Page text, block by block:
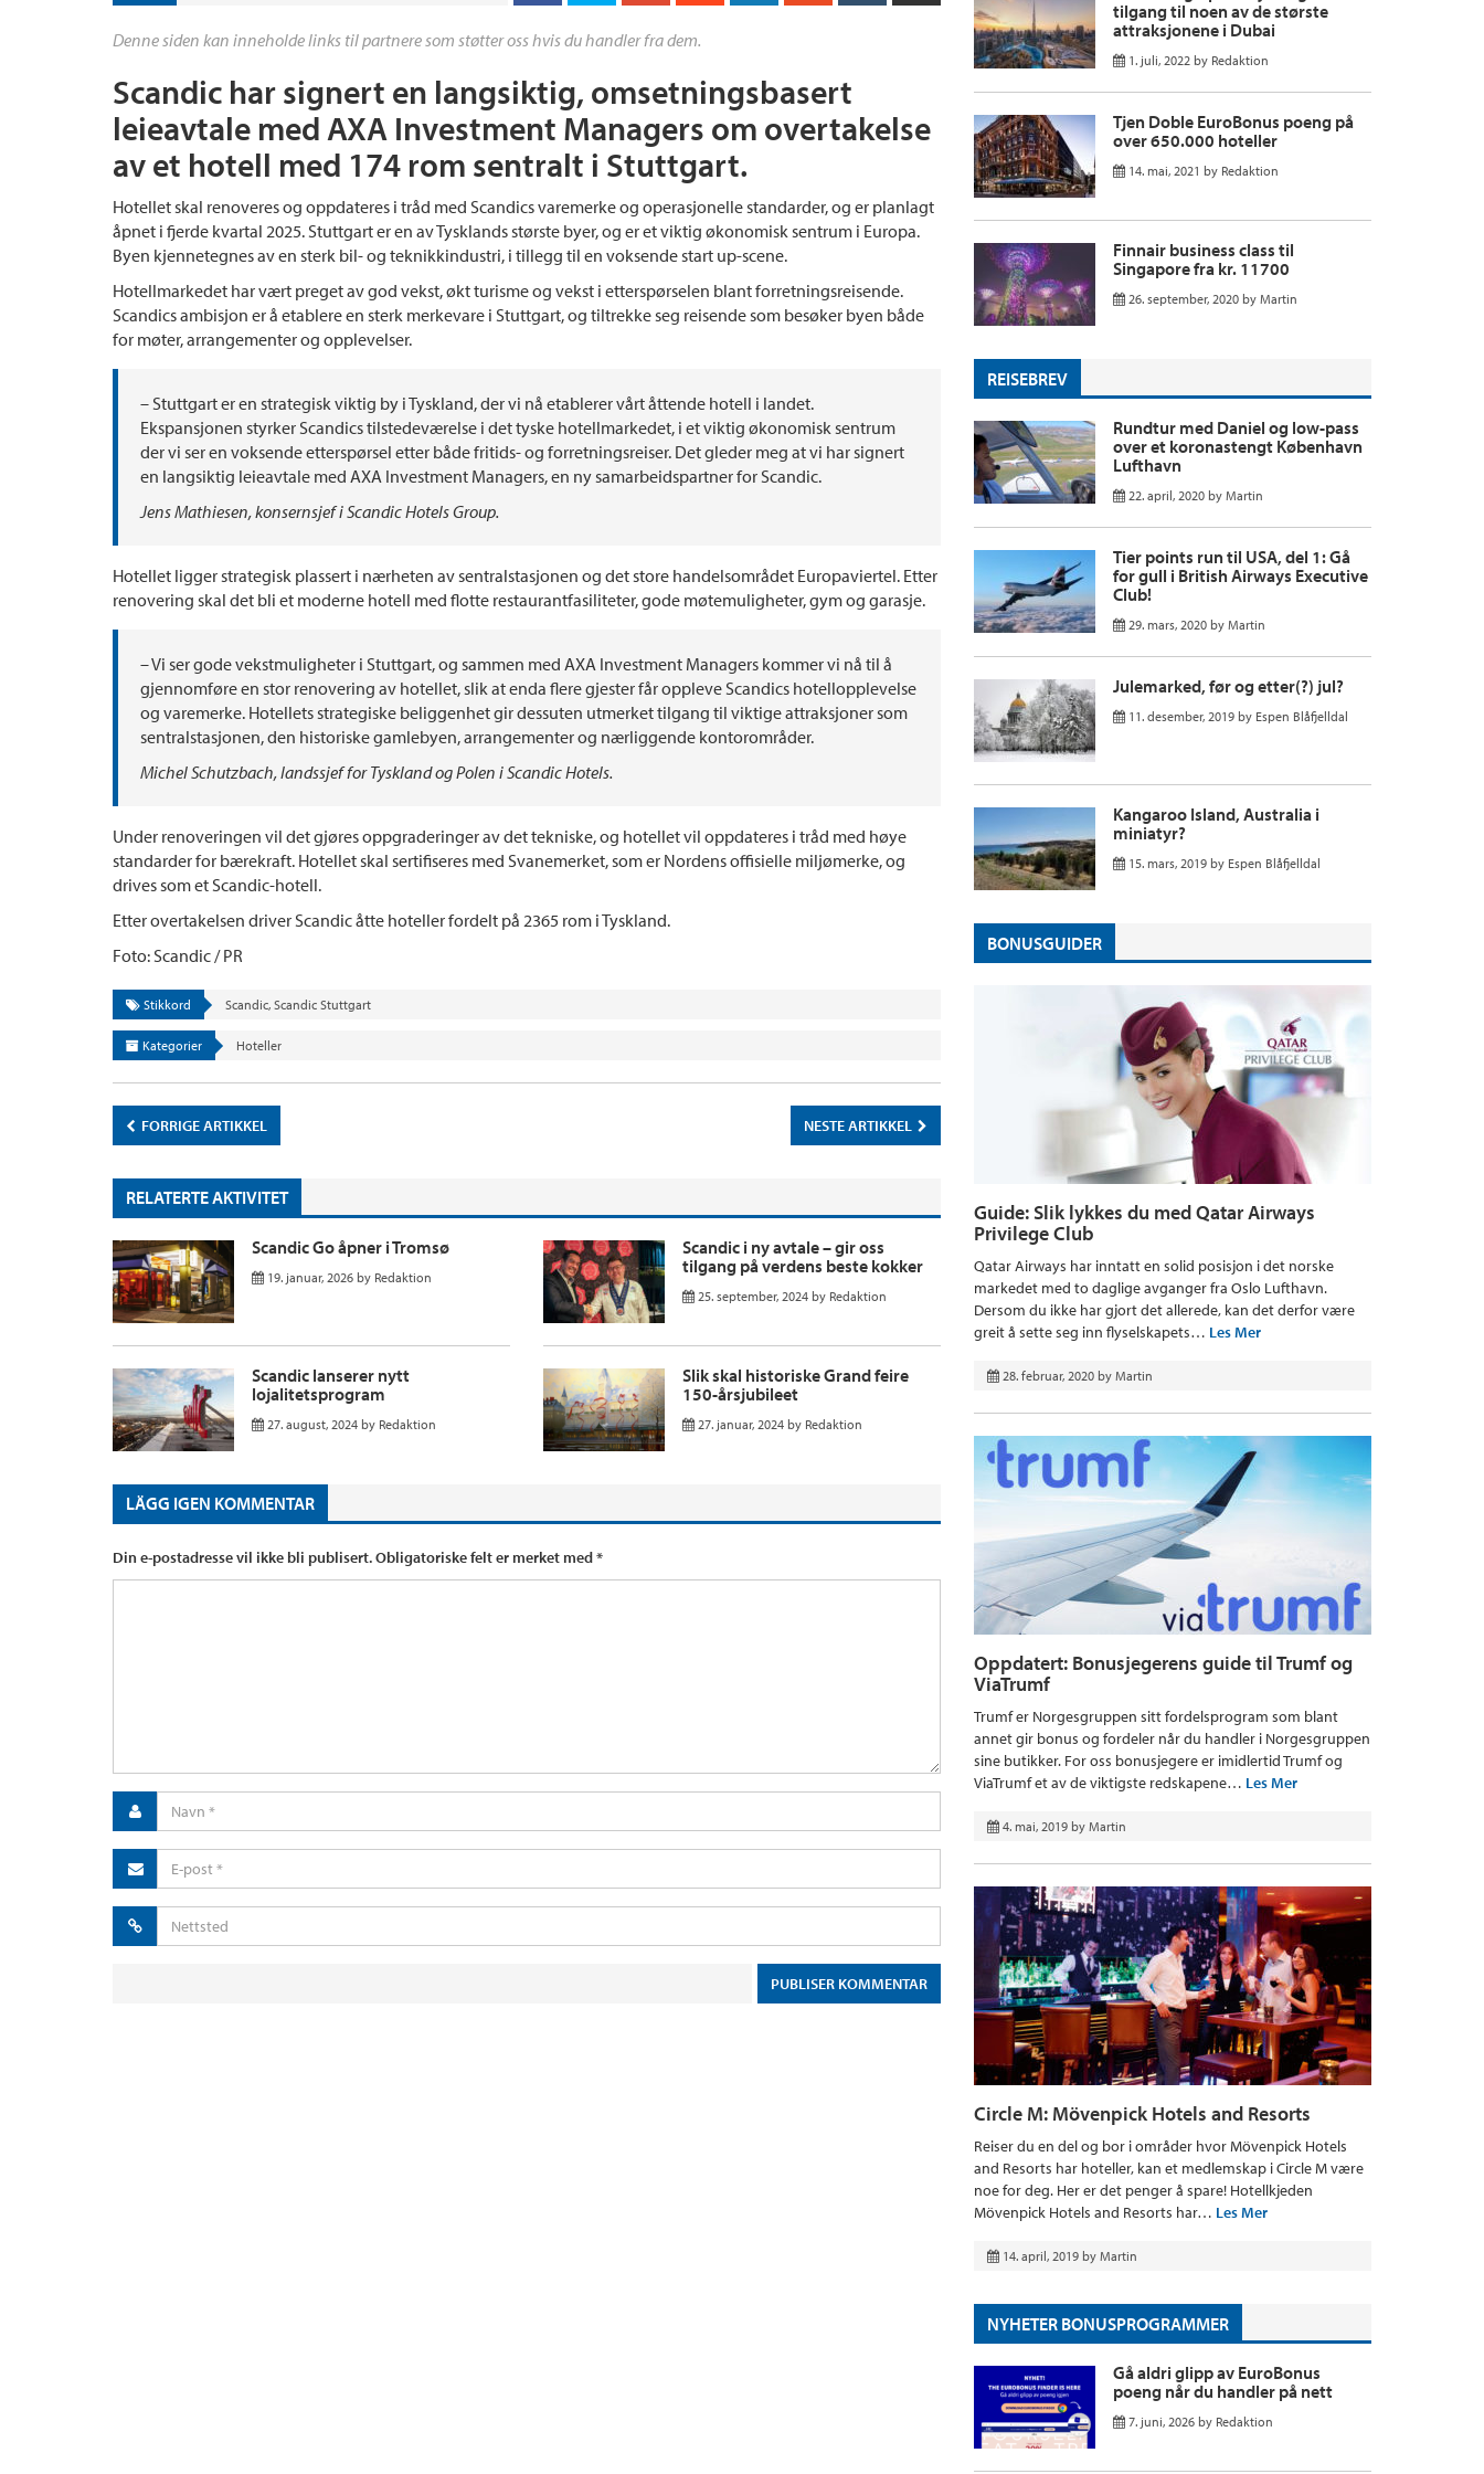
Denne siden kan inneholde links til partnere som støtter oss hvis du handler fra dem.
Scandic har signert en langsiktig, omsetningsbasert
leieavtale med AXA Investment Managers om overtakelse
av et hotell med 174 rom sentralt i Stuttgart.
Hotellet skal renoveres og oppdateres i tråd med Scandics varemerke og operasjonelle standarder, og er planlagt
åpnet i fjerde kvartal 2025. Stuttgart er en av Tysklands største byer, og er et viktig økonomisk sentrum i Europa.
Byen kjennetegnes av en sterk bil- og teknikkindustri, i tillegg til en voksende start up-scene.
Hotellmarkedet har vært preget av god vekst, økt turisme og vekst i etterspørselen blant forretningsreisende.
Scandics ambisjon er å etablere en sterk merkevare i Stuttgart, og tiltrekke seg reisende som besøker byen både
for møter, arrangementer og opplevelser.
– Stuttgart er en strategisk viktig by i Tyskland, der vi nå etablerer vårt åttende hotell i landet.
Ekspansjonen styrker Scandics tilstedeværelse i det tyske hotellmarkedet, i et viktig økonomisk sentrum
der vi ser en voksende etterspørsel etter både fritids- og forretningsreiser. Det gleder meg at vi har signert
en langsiktig leieavtale med AXA Investment Managers, en ny samarbeidspartner for Scandic.
Jens Mathiesen, konsernsjef i Scandic Hotels Group.
Hotellet ligger strategisk plassert i nærheten av sentralstasjonen og det store handelsområdet Europaviertel. Etter
renovering skal det bli et moderne hotell med flotte restaurantfasiliteter, gode møtemuligheter, gym og garasje.
– Vi ser gode vekstmuligheter i Stuttgart, og sammen med AXA Investment Managers kommer vi nå til å
gjennomføre en stor renovering av hotellet, slik at enda flere gjester får oppleve Scandics hotellopplevelse
og varemerke. Hotellets strategiske beliggenhet gir dessuten utmerket tilgang til viktige attraksjoner som
sentralstasjonen, den historiske gamlebyen, arrangementer og nærliggende kontorområder.
Michel Schutzbach, landssjef for Tyskland og Polen i Scandic Hotels.
Under renoveringen vil det gjøres oppgraderinger av det tekniske, og hotellet vil oppdateres i tråd med høye
standarder for bærekraft. Hotellet skal sertifiseres med Svanemerket, som er Nordens offisielle miljømerke, og
drives som et Scandic-hotell.
Etter overtakelsen driver Scandic åtte hoteller fordelt på 2365 rom i Tyskland.
Foto: Scandic / PR
Stikkord Scandic, Scandic Stuttgart
Kategorier Hoteller
FORRIGE ARTIKKEL NESTE ARTIKKEL
RELATERTE AKTIVITET
Scandic Go åpner i Tromsø
19. januar, 2026 by Redaktion
Scandic i ny avtale – gir oss
tilgang på verdens beste kokker
25. september, 2024 by Redaktion
Scandic lanserer nytt
lojalitetsprogram
27. august, 2024 by Redaktion
Slik skal historiske Grand feire
150-årsjubileet
27. januar, 2024 by Redaktion
LÄGG IGEN KOMMENTAR
Din e-postadresse vil ikke bli publisert.Obligatoriske felt er merket med*
tilgang til noen av de største
attraksjonene i Dubai
1. juli, 2022 by Redaktion
Tjen Doble EuroBonus poeng på
over 650.000 hoteller
14. mai, 2021 by Redaktion
Finnair business class til
Singapore fra kr. 11700
26. september, 2020 by Martin
REISEBREV
Rundtur med Daniel og low-pass
over et koronastengt København
Lufthavn
22. april, 2020 by Martin
Tier points run til USA, del 1: Gå
for gull i British Airways Executive
Club!
29. mars, 2020 by Martin
Julemarked, før og etter(?) jul?
11. desember, 2019 by Espen Blåfjelldal
Kangaroo Island, Australia i
miniatyr?
15. mars, 2019 by Espen Blåfjelldal
BONUSGUIDER
Guide: Slik lykkes du med Qatar Airways
Privilege Club
Qatar Airways har inntatt en solid posisjon i det norske
markedet med to daglige avganger fra Oslo Lufthavn.
Dersom du ikke har gjort det allerede, kan det derfor være
greit å sette seg inn flyselskapets… Les Mer
28. februar, 2020 by Martin
Oppdatert: Bonusjegerens guide til Trumf og
ViaTrumf
Trumf er Norgesgruppen sitt fordelsprogram som blant
annet gir bonus og fordeler når du handler i Norgesgruppen
sine butikker. For oss bonusjegere er imidlertid Trumf og
ViaTrumf et av de viktigste redskapene… Les Mer
4. mai, 2019 by Martin
Circle M: Mövenpick Hotels and Resorts
Reiser du en del og bor i områder hvor Mövenpick Hotels
and Resorts har hoteller, kan et medlemskap i Circle M være
noe for deg. Her er det penger å spare! Hotellkjeden
Mövenpick Hotels and Resorts har… Les Mer
14. april, 2019 by Martin
NYHETER BONUSPROGRAMMER
Gå aldri glipp av EuroBonus
poeng når du handler på nett
7. juni, 2026 by Redaktion